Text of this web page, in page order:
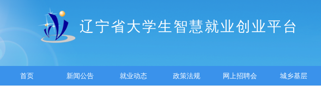
辽宁省大学生智慧就业创业平台
首页 新闻公告 就业动态 政策法规 网上招聘会 城乡基层